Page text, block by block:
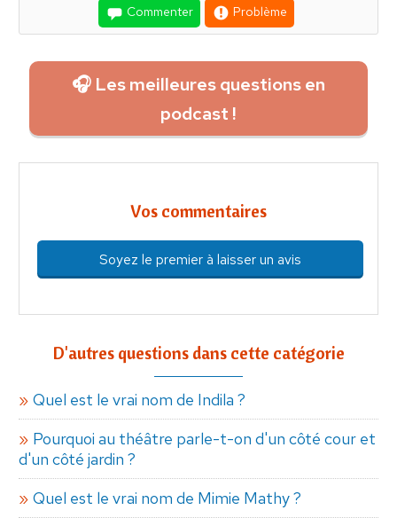
Commenter Problème
🎧 Les meilleures questions en
podcast !
Vos commentaires
Soyez le premier à laisser un avis
D'autres questions dans cette catégorie
Quel est le vrai nom de Indila ?
Pourquoi au théâtre parle-t-on d'un côté cour et
d'un côté jardin ?
Quel est le vrai nom de Mimie Mathy ?